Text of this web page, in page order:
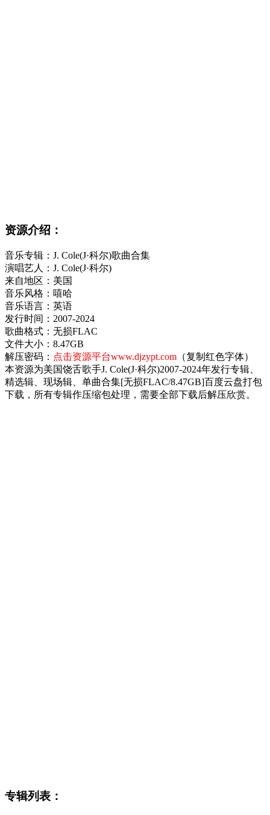
资源介绍：
音乐专辑：J. Cole(J·科尔)歌曲合集
演唱艺人：J. Cole(J·科尔)
来自地区：美国
音乐风格：嘻哈
音乐语言：英语
发行时间：2007-2024
歌曲格式：无损FLAC
文件大小：8.47GB
解压密码： 点击资源平台www.djzypt.com （复制红色字体）
本资源为美国饶舌歌手J. Cole(J·科尔)2007-2024年发行专辑、
精选辑、现场辑、单曲合集[无损FLAC/8.47GB]百度云盘打包
下载，所有专辑作压缩包处理，需要全部下载后解压欣赏。
专辑列表：